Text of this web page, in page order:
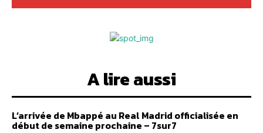
A lire aussi
L’arrivée de Mbappé au Real Madrid officialisée en
début de semaine prochaine – 7sur7